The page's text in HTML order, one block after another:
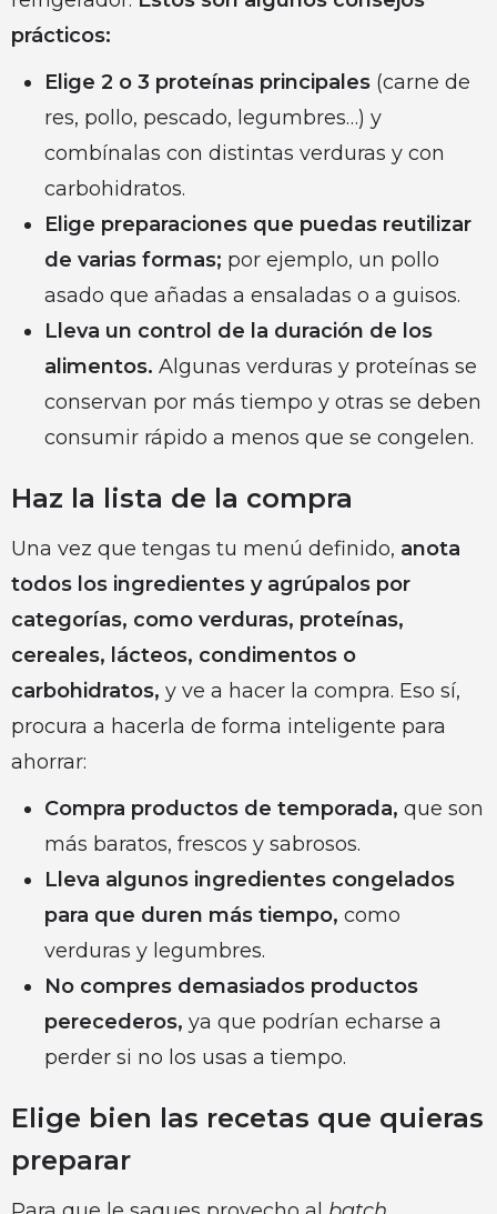
prácticos:
Elige 2 o 3 proteínas principales (carne de
res, pollo, pescado, legumbres…) y
combínalas con distintas verduras y con
carbohidratos.
Elige preparaciones que puedas reutilizar
de varias formas; por ejemplo, un pollo
asado que añadas a ensaladas o a guisos.
Lleva un control de la duración de los
alimentos. Algunas verduras y proteínas se
conservan por más tiempo y otras se deben
consumir rápido a menos que se congelen.
Haz la lista de la compra
Una vez que tengas tu menú definido, anota
todos los ingredientes y agrúpalos por
categorías, como verduras, proteínas,
cereales, lácteos, condimentos o
carbohidratos, y ve a hacer la compra. Eso sí,
procura a hacerla de forma inteligente para
ahorrar:
Compra productos de temporada, que son
más baratos, frescos y sabrosos.
Lleva algunos ingredientes congelados
para que duren más tiempo, como
verduras y legumbres.
No compres demasiados productos
perecederos, ya que podrían echarse a
perder si no los usas a tiempo.
Elige bien las recetas que quieras
preparar